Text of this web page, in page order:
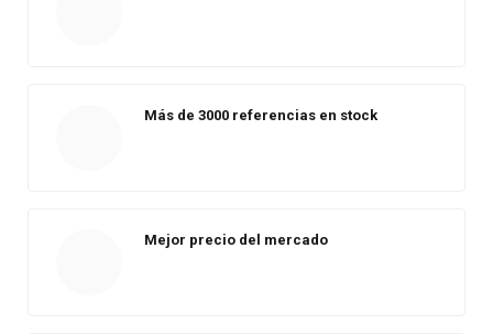
Más de 3000 referencias en stock
Mejor precio del mercado